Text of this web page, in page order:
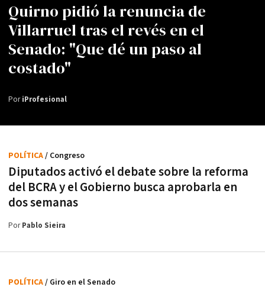
Quirno pidió la renuncia de
Villarruel tras el revés en el
Senado: "Que dé un paso al
costado"
PoriProfesional
Diputados activó el debate sobre la reforma
del BCRA y el Gobierno busca aprobarla en
dos semanas
POLÍTICA/ Congreso
PorPablo Sieira
POLÍTICA/ Giro en el Senado